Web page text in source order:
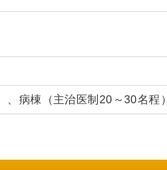
病棟（主治医制20～30名程）